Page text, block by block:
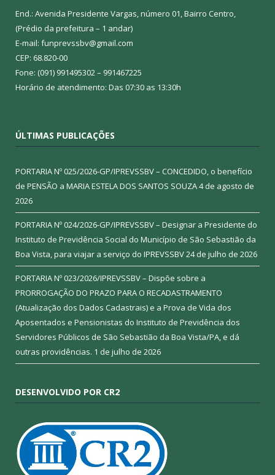
End.: Avenida Presidente Vargas, número 01, Bairro Centro,
(Prédio da prefeitura – 1 andar)
E-mail: funprevssbv@gmail.com
CEP: 68.820-00
Fone: (091) 991495302 – 991467225
Horário de atendimento: Das 07:30 as 13:30h
ÚLTIMAS PUBLICAÇÕES
PORTARIA Nº 025/2026-GP/IPREVSSBV – CONCEDIDO, o benefício
de PENSÃO a MARIA ESTELA DOS SANTOS SOUZA4 de agosto de
2026
PORTARIA Nº 024/2026-GP/IPREVSSBV – Designar a Presidente do
Instituto de Previdência Social do Município de São Sebastião da
Boa Vista, para viajar a serviço do IPREVSSBV24 de julho de 2026
PORTARIA Nº 023/2026/IPREVSSBV – Dispõe sobre a
PRORROGAÇÃO DO PRAZO PARA O RECADASTRAMENTO
(Atualização dos Dados Cadastrais) e a Prova de Vida dos
Aposentados e Pensionistas do Instituto de Previdência dos
Servidores Públicos de São Sebastião da Boa Vista/PA, e dá
outras providências. 1 de julho de 2026
DESENVOLVIDO POR CR2